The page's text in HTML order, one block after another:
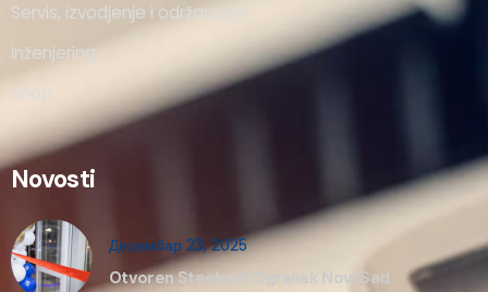
Servis, izvodjenje i održavanje
Inženjering
Shop
Novosti
Децембар 23, 2025
Otvoren Steelsoft Ogranak Novi Sad